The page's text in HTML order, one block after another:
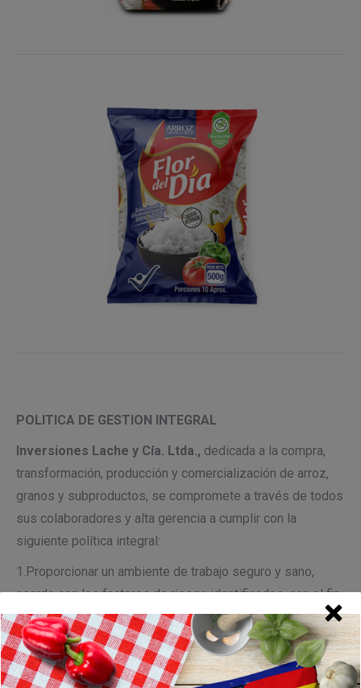
POLITICA DE GESTION INTEGRAL
Inversiones Lache y Cía. Ltda., dedicada a la compra,
transformación, producción y comercialización de arroz,
granos y subproductos, se compromete a través de todos
sus colaboradores y alta gerencia a cumplir con la
siguiente política integral:
1.Proporcionar un ambiente de trabajo seguro y sano,
acorde con los factores de riesgo identificados, con el fin
de prevenir la ocurrencia de incidentes, accidentes,
enfermedades laborales y daños a la propiedad.
2.Garantizar el desarrollo integral y una relación armónica